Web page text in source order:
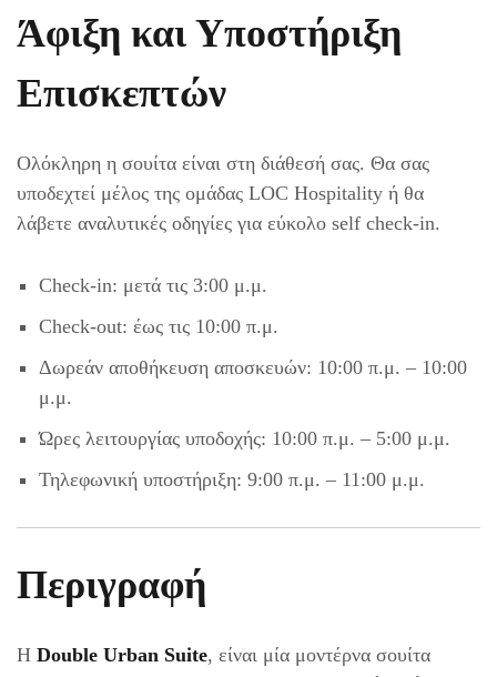
Άφιξη και Υποστήριξη
Επισκεπτών
Ολόκληρη η σουίτα είναι στη διάθεσή σας. Θα σας
υποδεχτεί μέλος της ομάδας LOC Hospitality ή θα
λάβετε αναλυτικές οδηγίες για εύκολο self check-in.
Check-in: μετά τις 3:00 μ.μ.
Check-out: έως τις 10:00 π.μ.
Δωρεάν αποθήκευση αποσκευών: 10:00 π.μ. – 10:00
μ.μ.
Ώρες λειτουργίας υποδοχής: 10:00 π.μ. – 5:00 μ.μ.
Τηλεφωνική υποστήριξη: 9:00 π.μ. – 11:00 μ.μ.
Περιγραφή
Η Double Urban Suite, είναι μία μοντέρνα σουίτα